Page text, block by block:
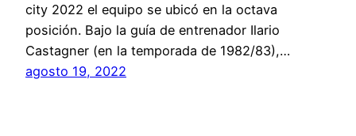
city 2022 el equipo se ubicó en la octava
posición. Bajo la guía de entrenador Ilario
Castagner (en la temporada de 1982/83),…
agosto 19, 2022